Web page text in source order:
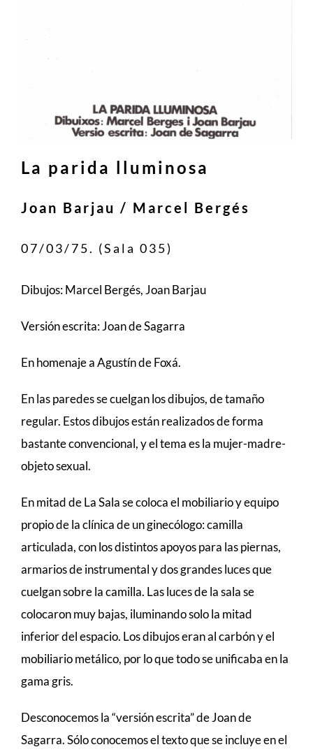
La parida lluminosa
Joan Barjau / Marcel Bergés
07/03/75. (Sala 035)
Dibujos: Marcel Bergés, Joan Barjau
Versión escrita: Joan de Sagarra
En homenaje a Agustín de Foxá.
En las paredes se cuelgan los dibujos, de tamaño
regular. Estos dibujos están realizados de forma
bastante convencional, y el tema es la mujer-madre-
objeto sexual.
En mitad de La Sala se coloca el mobiliario y equipo
propio de la clínica de un ginecólogo: camilla
articulada, con los distintos apoyos para las piernas,
armarios de instrumental y dos grandes luces que
cuelgan sobre la camilla. Las luces de la sala se
colocaron muy bajas, iluminando solo la mitad
inferior del espacio. Los dibujos eran al carbón y el
mobiliario metálico, por lo que todo se unificaba en la
gama gris.
Desconocemos la “versión escrita” de Joan de
Sagarra. Sólo conocemos el texto que se incluye en el